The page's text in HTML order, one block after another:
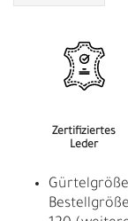
Zertifiziertes
Leder